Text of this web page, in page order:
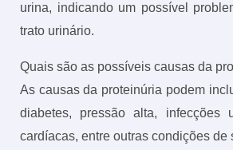
urina, indicando um possível
trato urinário.
Quais são as possíveis causas da
As causas da proteinúria podem
diabetes, pressão alta, infecções
cardíacas, entre outras condições de